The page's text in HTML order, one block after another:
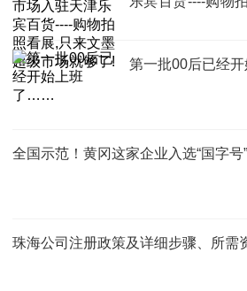
第一批00后已经
全国示范！黄冈这家企业入选“国字号”
珠海公司注册政策及详细步骤、所需